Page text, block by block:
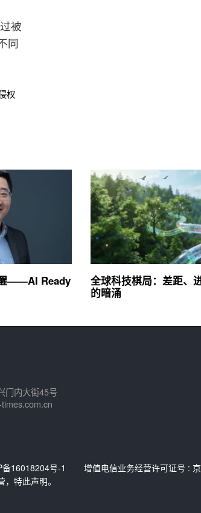
被
同
权
——AI Ready
全球科技棋局：差距、
的暗涌
门内大街45号
备16018204号-1
增值电信业务经营许可证号 :
特此声明。